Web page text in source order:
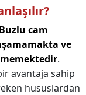
Buzlu cam
ve
.
avantaja sahip
hususlardan